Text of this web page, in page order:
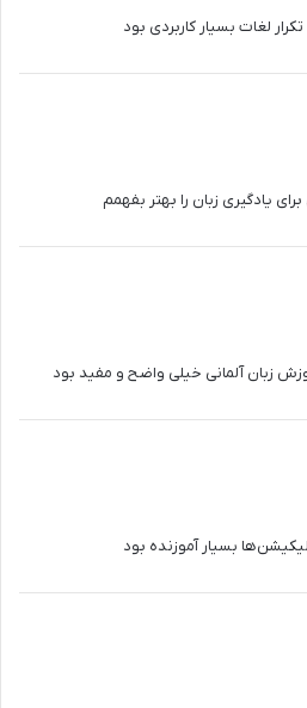
لغات بسیار کاربردی بود
یادگیری زبان را بهتر بفهمم
زبان آلمانی خیلی واضح و مفید بود
بسیار آموزنده بود